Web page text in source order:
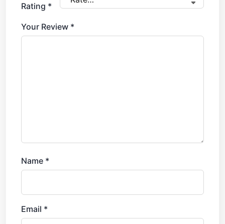
Rating *
Your Review *
Name *
Email *